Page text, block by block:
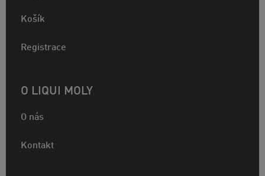
Košík
Registrace
O LIQUI MOLY
O nás
Kontakt